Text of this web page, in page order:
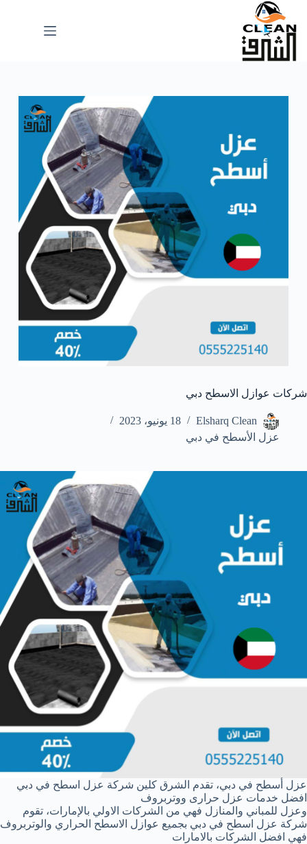
التجاوز
المحتوى
شركات عوازل الاسطح دبي
Elsharq Clean
18 يونيو، 2023
عزل الأسطح في دبي
عزل أسطح في دبي، تقدم الشرق كلين شركة عزل اسطح في دبي
افضل خدمات عزل حرارى ووتربروف
وعزل للمباني والمنازل فهي من الشركات الاولي بالإمارات، تقوم
شركة عزل اسطح في دبي بجميع عوازل الاسطح الحراري والوتربروف
فهي افضل الشركات بالامارات